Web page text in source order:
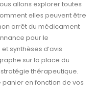
allons explorer toutes
elles peuvent être
arrêt du médicament
pour le
synthèses d’avis
sur la place du
thérapeutique.
en fonction de vos